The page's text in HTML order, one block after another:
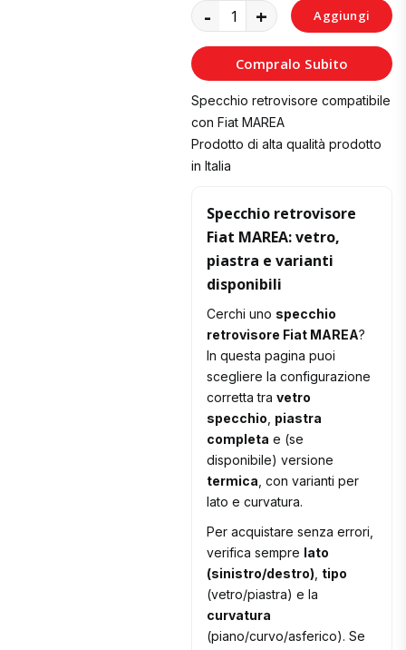
- + Aggiungi
al
Carrello
Compralo Subito
Specchio retrovisore compatibile
con Fiat MAREA
Prodotto di alta qualità prodotto
in Italia
Specchio retrovisore
Fiat MAREA: vetro,
piastra e varianti
disponibili
Cerchi uno specchio
retrovisore Fiat MAREA?
In questa pagina puoi
scegliere la configurazione
corretta travetro
specchio piastra
completa e (se
disponibile) versione
termica , con varianti per
lato e curvatura.
Per acquistare senza errori,
verifica sempre lato
(sinistro/destro) tipo
(vetro/piastra) e la
curvatura
(piano/curvo/asferico). Se